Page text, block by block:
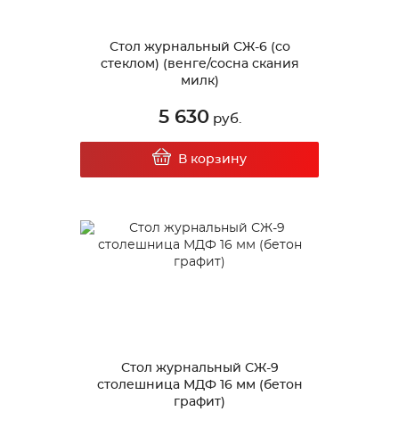
Стол журнальный СЖ-6 (со
стеклом) (венге/сосна скания
милк)
5 630руб.
В корзину
Стол журнальный СЖ-9
столешница МДФ 16 мм (бетон
графит)